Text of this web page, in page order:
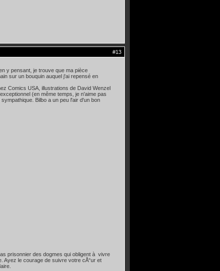
#13
y pensant, je trouve que ma pièce
sur un bouquin auquel j'ai repensé en
Comics USA, illustrations de David Wenzel
(en même temps, je n'aime pas
Bilbo a un peu l'air d'un bon
prisonnier des dogmes qui obligent à vivre
le courage de suivre votre cÅ“ur et